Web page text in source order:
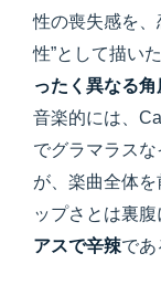
性の喪失感を
性”として描い
ったく異なる
音楽的には、
でグラマラス
が、楽曲全体
ップさとは裏腹
アスで辛辣であ